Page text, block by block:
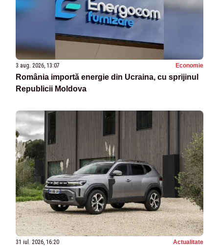
3 aug. 2026, 13:07 Economie
România importă energie din Ucraina, cu sprijinul
Republicii Moldova
31 iul. 2026, 16:20 Actualitate